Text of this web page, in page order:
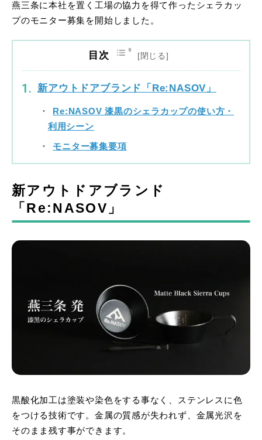
燕三条に本社を置く工場の協力を得て作ったシェラカッ
プのモニター募集を開始しました。
目次
新アウトドアブランド「Re:NASOV」
Re:NASOV 漆黒のシェラカップの使い方・
利用シーン
モニター募集要項
新アウトドアブランド
「Re:NASOV」
黒酸化加工は塗装や染色をする事なく、ステンレスに色
をつける技術です。金属の質感が失われず、金属光沢を
そのまま残す事ができます。